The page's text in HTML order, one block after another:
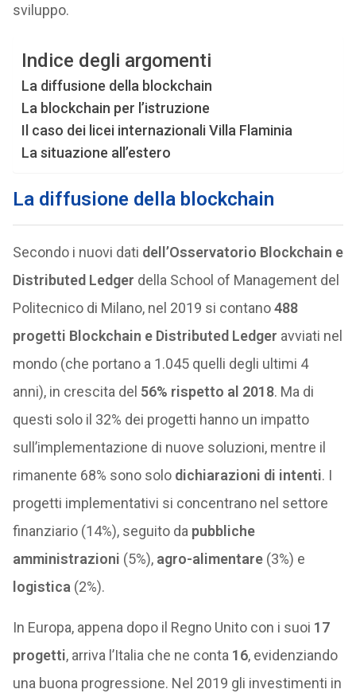
sviluppo.
Indice degli argomenti
La diffusione della blockchain
La blockchain per l’istruzione
Il caso dei licei internazionali Villa Flaminia
La situazione all’estero
La diffusione della blockchain
Secondo i nuovi dati dell’Osservatorio Blockchain e
Distributed Ledger della School of Management del
Politecnico di Milano, nel 2019 si contano488
progetti Blockchain e Distributed Ledger avviati nel
mondo (che portano a 1.045 quelli degli ultimi 4
anni), in crescita del 56% rispetto al 2018. Ma di
questi solo il 32% dei progetti hanno un impatto
sull’implementazione di nuove soluzioni, mentre il
rimanente 68% sono solo dichiarazioni di intenti. I
progetti implementativi si concentrano nel settore
finanziario (14%), seguito da pubbliche
amministrazioni (5%), agro-alimentare(3%) e
logistica (2%).
In Europa, appena dopo il Regno Unito con i suoi 17
progetti, arriva l’Italia che ne conta 16, evidenziando
una buona progressione. Nel 2019 gli investimenti in